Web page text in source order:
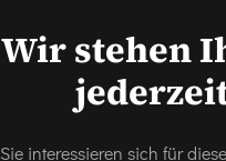
Wir stehen
Sie interessieren sich für